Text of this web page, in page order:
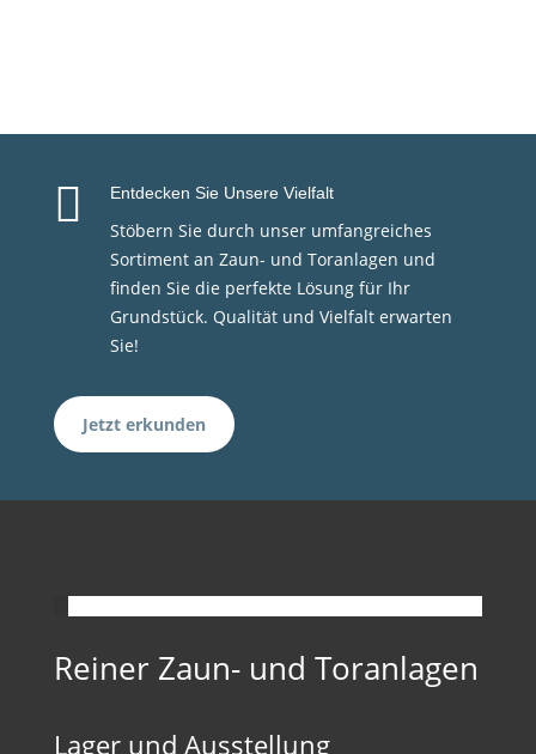
 Entdecken Sie Unsere Vielfalt
Stöbern Sie durch unser umfangreiches
Sortiment an Zaun- und Toranlagen und
finden Sie die perfekte Lösung für Ihr
Grundstück. Qualität und Vielfalt erwarten
Sie!
Jetzt erkunden
Reiner Zaun- und Toranlagen
Lager und Ausstellung